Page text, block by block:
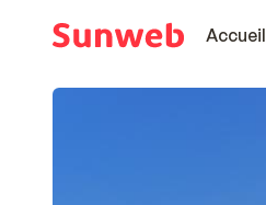
Accueil